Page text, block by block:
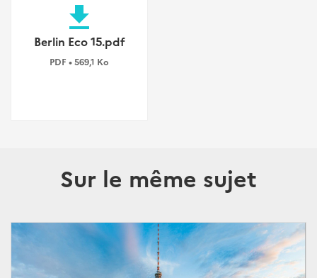
file_download
Berlin Eco 15.pdf
PDF • 569,1 Ko
Sur le même sujet